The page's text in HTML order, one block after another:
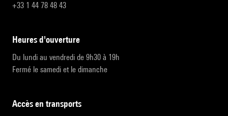
+33 1 44 78 48 43
heures d'ouverture
Du lundi au vendredi de 9h30 à 19h
Fermé le samedi et le dimanche
accès en transports